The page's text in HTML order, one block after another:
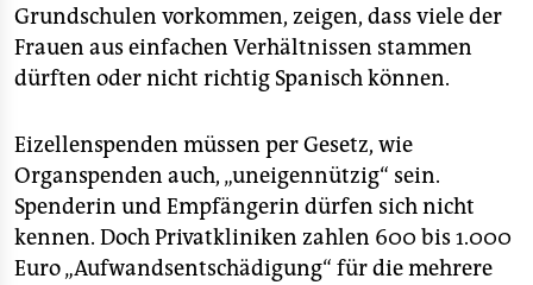
Grundschulen vorkommen, zeigen, dass viele der
Frauen aus einfachen Verhältnissen stammen
dürften oder nicht richtig Spanisch können.
Eizellenspenden müssen per Gesetz, wie
Organspenden auch, „uneigennützig“ sein.
Spenderin und Empfängerin dürfen sich nicht
kennen. Doch Privatkliniken zahlen 600 bis 1.000
Euro „Aufwandsentschädigung“ für die mehrere